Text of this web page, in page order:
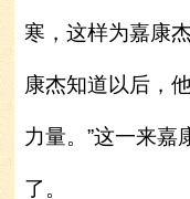
寒，这样为嘉康
康杰知道以后，
力量。”这一来嘉
了。